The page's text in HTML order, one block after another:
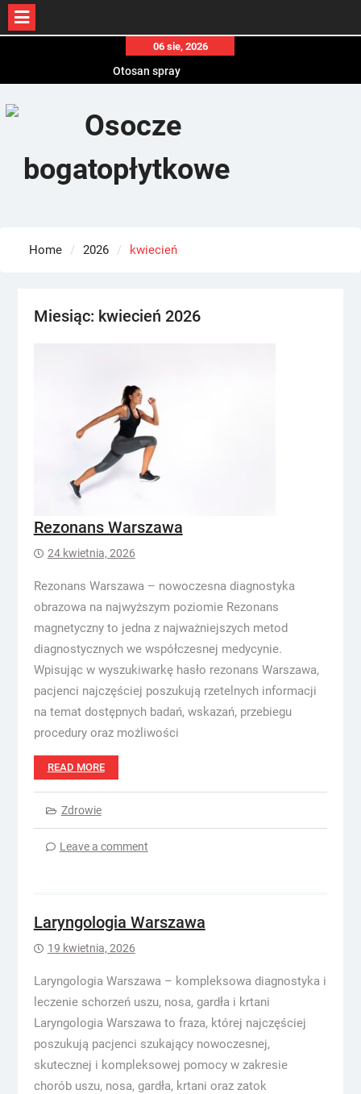
content
06 sie, 2026
Otosan spray
Home 2026 kwiecień
Miesiąc: kwiecień 2026
Rezonans Warszawa
24 kwietnia, 2026
Rezonans Warszawa – nowoczesna diagnostyka
obrazowa na najwyższym poziomie Rezonans
magnetyczny to jedna z najważniejszych metod
diagnostycznych we współczesnej medycynie.
Wpisując w wyszukiwarkę hasło rezonans Warszawa,
pacjenci najczęściej poszukują rzetelnych informacji
na temat dostępnych badań, wskazań, przebiegu
procedury oraz możliwości
READ MORE
Zdrowie
Leave a comment
Laryngologia Warszawa
19 kwietnia, 2026
Laryngologia Warszawa – kompleksowa diagnostyka i
leczenie schorzeń uszu, nosa, gardła i krtani
Laryngologia Warszawa to fraza, której najczęściej
poszukują pacjenci szukający nowoczesnej,
skutecznej i kompleksowej pomocy w zakresie
chorób uszu, nosa, gardła, krtani oraz zatok